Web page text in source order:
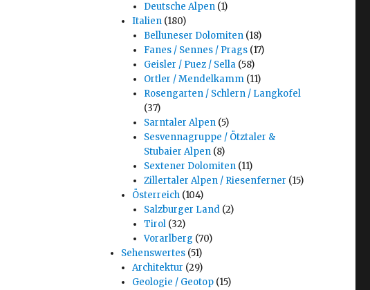
Deutsche Alpen(1)
Italien (180)
Belluneser Dolomiten(18)
Fanes / Sennes / Prags(17)
Geisler / Puez / Sella(58)
Ortler / Mendelkamm(11)
Rosengarten / Schlern / Langkofel
(37)
Sarntaler Alpen(5)
Sesvennagruppe / Ötztaler &
Stubaier Alpen(8)
Sextener Dolomiten(11)
Zillertaler Alpen / Riesenferner (15)
Österreich (104)
Salzburger Land(2)
Tirol(32)
Vorarlberg (70)
Sehenswertes (51)
Architektur (29)
Geologie / Geotop (15)